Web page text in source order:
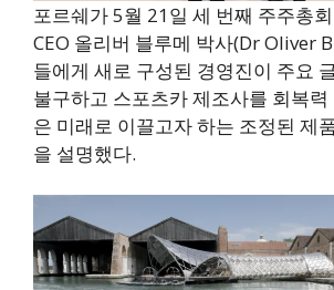
포르쉐가 5월 21일 세 번째 주주총
CEO 올리버 블루메 박사(Dr Oliver
들에게 새로 구성된 경영진이 주요
불구하고 스포츠카 제조사를 회복
은 미래로 이끌고자 하는 조정된 제
을 설명했다.